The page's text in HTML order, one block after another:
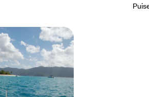
- Catamaran
exclusive
en famille, une
Iles Vierges